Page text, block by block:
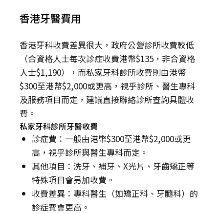
香港牙醫費用
香港牙科收費差異很大，政府公營診所收費較低
（合資格人士每次診症收費港幣$135，非合資格
人士$1,190），而私家牙科診所收費則由港幣
$300至港幣$2,000或更高，視乎診所、醫生專科
及服務項目而定，建議直接聯絡診所查詢具體收
費。
私家牙科診所牙醫收費
診症費：一般由港幣$300至港幣$2,000或更
高，視乎診所與醫生專科而定。
其他項目：洗牙、補牙、X光片、牙齒矯正等
特殊項目會另加收費。
收費差異：專科醫生（如矯正科、牙髓科）的
診症費會更高。